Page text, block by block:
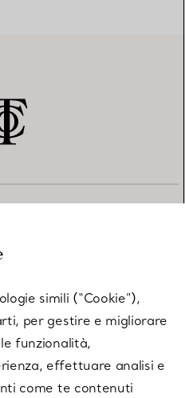
simili (“Cookie”),
per gestire e migliorare
funzionalità,
effettuare analisi e
come te contenuti